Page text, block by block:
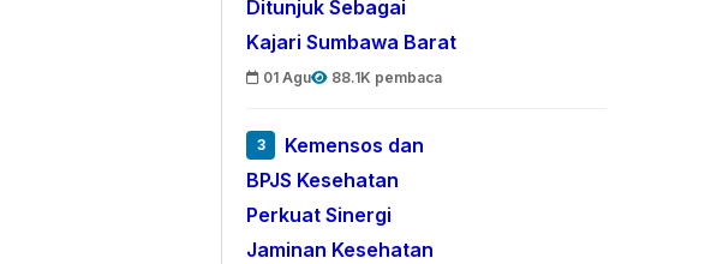
Ditunjuk Sebagai
Kajari Sumbawa Barat
01 Agu 88.1K pembaca
3
Kemensos dan
BPJS Kesehatan
Perkuat Sinergi
Jaminan Kesehatan